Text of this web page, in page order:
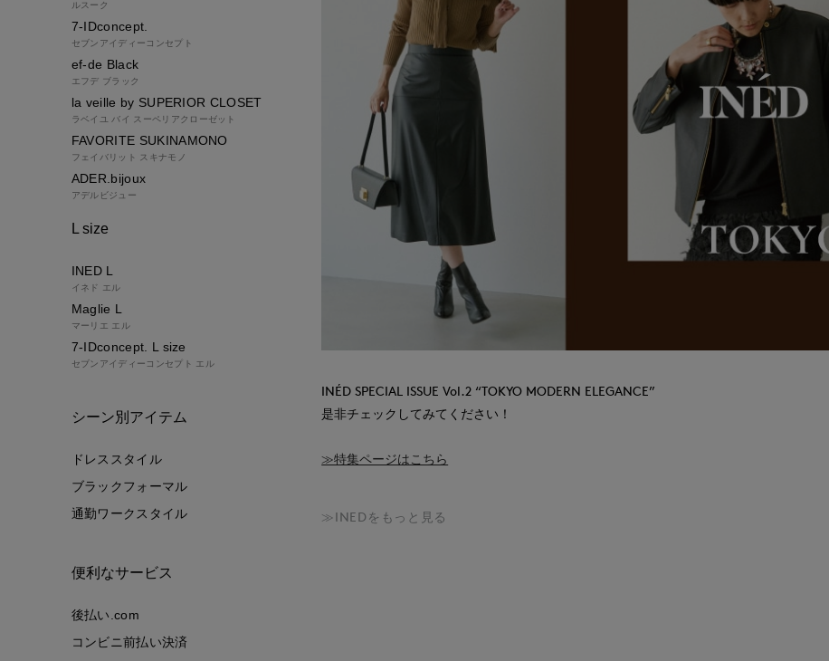
INÉD SPECIAL ISSUE Vol.2 “TOKYO MODERN ELEGANCE”
是非チェックしてみてください！
≫特集ページはこちら
≫INEDをもっと見る
ルスーク
7-IDconcept.
セブンアイディーコンセプト
ef-de Black
エフデ ブラック
la veille by SUPERIOR CLOSET
ラベイユ バイ スーペリアクローゼット
FAVORITE SUKINAMONO
フェイバリット スキナモノ
ADER.bijoux
アデルビジュー
L size
INED L
イネド エル
Maglie L
マーリエ エル
7-IDconcept. L size
セブンアイディーコンセプト エル
シーン別アイテム
ドレススタイル
ブラックフォーマル
通勤ワークスタイル
便利なサービス
後払い.com
コンビニ前払い決済